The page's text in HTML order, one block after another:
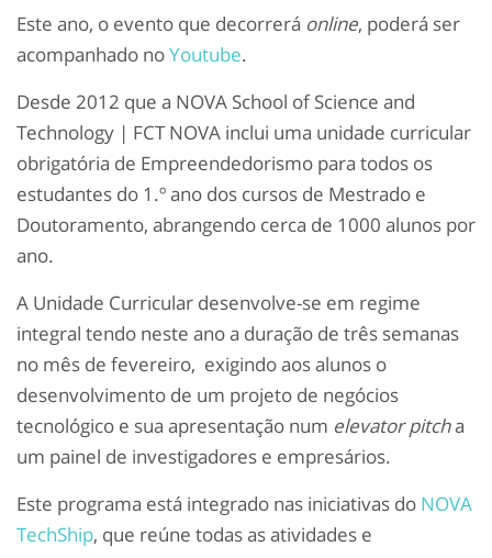
Este ano, o evento que decorrerá online, poderá ser
acompanhado noYoutube.
Desde 2012 que a NOVA School of Science and
Technology | FCT NOVA inclui uma unidade curricular
obrigatória de Empreendedorismo para todos os
estudantes do 1.º ano dos cursos de Mestrado e
Doutoramento, abrangendo cerca de 1000 alunos por
ano.
A Unidade Curricular desenvolve-se em regime
integral tendo neste ano a duração de três semanas
no mês de fevereiro, exigindo aos alunos o
desenvolvimento de um projeto de negócios
tecnológico e sua apresentação num elevator pitcha
um painel de investigadores e empresários.
Este programa está integrado nas iniciativas do NOVA
TechShip, que reúne todas as atividades e